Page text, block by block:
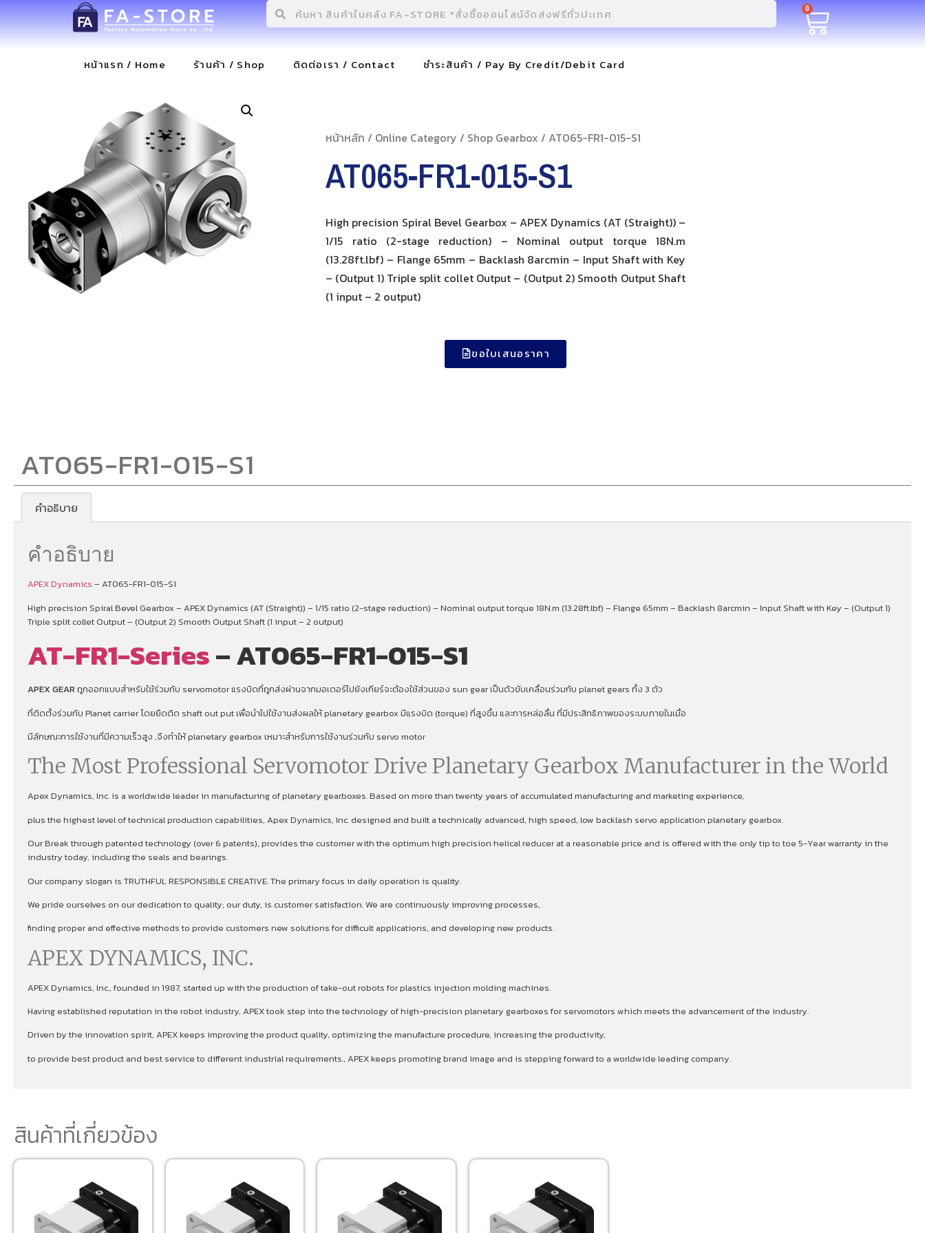
0
หน้าแรก / Home ร้านค้า / Shop ติดต่อเรา / Contact ชำระสินค้า / Pay By Credit/Debit Card
หน้าหลัก / Online Category / Shop Gearbox / AT065-FR1-015-S1
AT065-FR1-015-S1
High precision Spiral Bevel Gearbox – APEX Dynamics (AT (Straight)) –
1/15 ratio (2-stage reduction) – Nominal output torque 18N.m
(13.28ft.lbf) – Flange 65mm – Backlash 8arcmin – Input Shaft with Key
– (Output 1) Triple split collet Output – (Output 2) Smooth Output Shaft
(1 input – 2 output)
ขอใบเสนอราคา
AT065-FR1-015-S1
คำอธิบาย
คำอธิบาย
APEX Dynamics – AT065-FR1-015-S1
High precision Spiral Bevel Gearbox – APEX Dynamics (AT (Straight)) – 1/15 ratio (2-stage reduction) – Nominal output torque 18N.m (13.28ft.lbf) – Flange 65mm – Backlash 8arcmin – Input Shaft with Key – (Output 1)
Triple split collet Output – (Output 2) Smooth Output Shaft (1 input – 2 output)
AT-FR1-Series– AT065-FR1-015-S1
APEX GEAR ถูกออกแบบสำหรับใช้ร่วมกับ servomotor แรงบิดที่ถูกส่งผ่านจากมอเตอร์ไปยังเกียร์จะต้องใช้ส่วนของ sun gear เป็นตัวขับเคลื่อนร่วมกับ planet gears ทั้ง 3 ตัว
ที่ติดตั้งร่วมกับ Planet carrier โดยยึดติด shaft out put เพื่อนําไปใช้งานส่งผลให้ planetary gearbox มีแรงบิด (torque) ที่สูงขึ้น และการหล่อลื่น ที่มีประสิทธิภาพของระบบภายในเมื่อ
มีลักษณะการใช้งานที่มีความเร็วสูง ,จึงทําให้ planetary gearbox เหมาะสำหรับการใช้งานร่วมกับ servo motor
The Most Professional Servomotor Drive Planetary Gearbox Manufacturer in the World
Apex Dynamics, Inc. is a worldwide leader in manufacturing of planetary gearboxes. Based on more than twenty years of accumulated manufacturing and marketing experience,
plus the highest level of technical production capabilities, Apex Dynamics, Inc. designed and built a technically advanced, high speed, low backlash servo application planetary gearbox.
Our Break through patented technology (over 6 patents), provides the customer with the optimum high precision helical reducer at a reasonable price and is offered with the only tip to toe 5-Year warranty in the
industry today, including the seals and bearings.
Our company slogan is TRUTHFUL RESPONSIBLE CREATIVE. The primary focus in daily operation is quality.
We pride ourselves on our dedication to quality; our duty, is customer satisfaction. We are continuously improving processes,
finding proper and effective methods to provide customers new solutions for difficult applications, and developing new products.
APEX DYNAMICS, INC.
APEX Dynamics, Inc., founded in 1987, started up with the production of take-out robots for plastics injection molding machines.
Having established reputation in the robot industry, APEX took step into the technology of high-precision planetary gearboxes for servomotors which meets the advancement of the industry.
Driven by the innovation spirit, APEX keeps improving the product quality, optimizing the manufacture procedure, increasing the productivity,
to provide best product and best service to different industrial requirements., APEX keeps promoting brand image and is stepping forward to a worldwide leading company.
สินค้าที่เกี่ยวข้อง